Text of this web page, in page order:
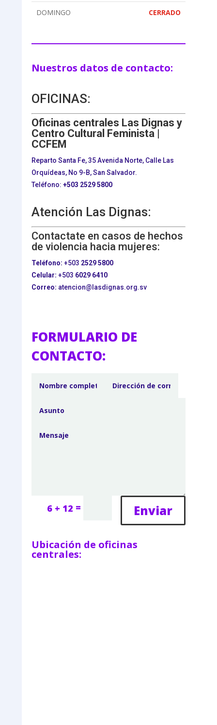
DOMINGO CERRADO
Nuestros datos de contacto:
OFICINAS:
Oficinas centrales Las Dignas y
Centro Cultural Feminista |
CCFEM
Reparto Santa Fe, 35 Avenida Norte, Calle Las
Orquídeas, No 9-B, San Salvador.
Teléfono: +503 2529 5800
Atención Las Dignas:
Contactate en casos de hechos
de violencia hacia mujeres:
Teléfono: +503 2529 5800
Celular: +503 6029 6410
Correo: atencion@lasdignas.org.sv
FORMULARIO DE
CONTACTO:
6 + 12 = Enviar
Ubicación de oficinas
centrales: